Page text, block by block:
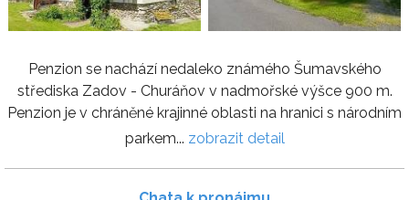
Penzion se nachází nedaleko známého Šumavského
střediska Zadov - Churáňov v nadmořské výšce 900 m.
Penzion je v chráněné krajinné oblasti na hranici s národním
parkem... zobrazit detail